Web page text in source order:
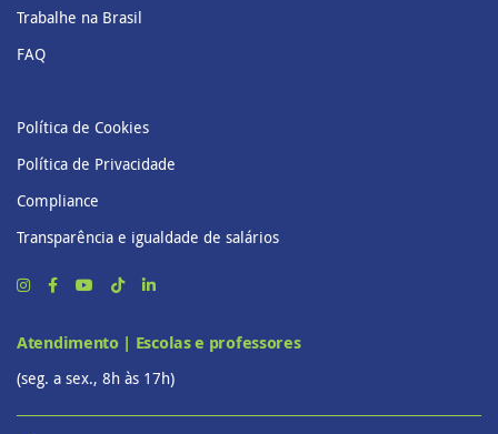
Trabalhe na Brasil
FAQ
Política de Cookies
Política de Privacidade
Compliance
Transparência e igualdade de salários
Atendimento | Escolas e professores
(seg. a sex., 8h às 17h)